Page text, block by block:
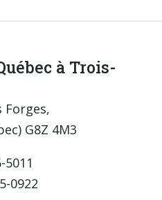
à Trois-
Forges,
G8Z 4M3
0922